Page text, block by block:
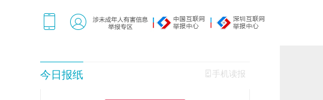
今日报纸 手机读报